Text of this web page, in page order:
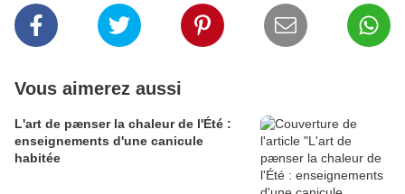
Vous aimerez aussi
L'art de pænser la chaleur de l'Été :
enseignements d'une canicule
habitée